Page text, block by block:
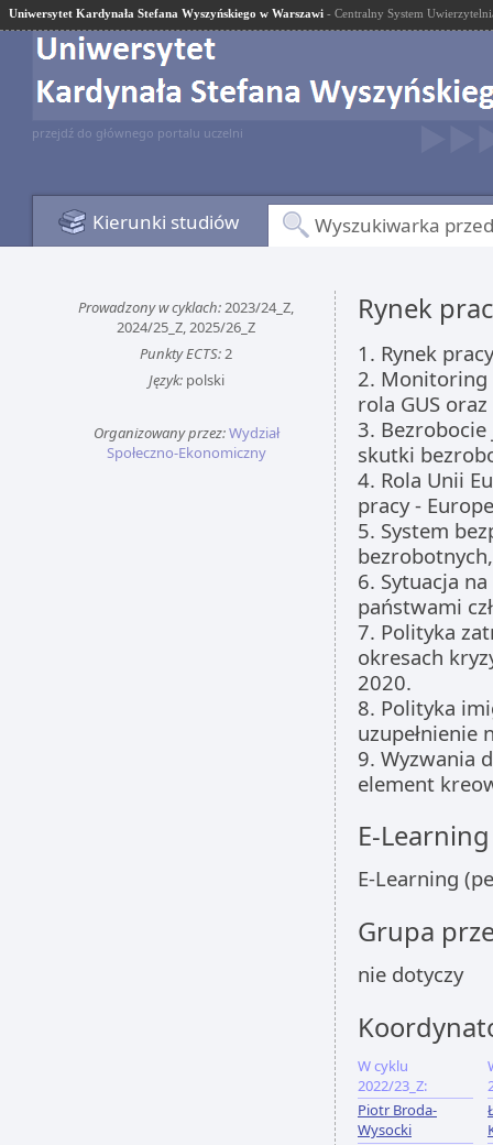
Uniwersytet Kardynała Stefana Wyszyńskiego w Warszawi - Centralny System
przejdź do głównego portalu uczelni
Kierunki studiów Wyszukiwarka
Prowadzony w cyklach:2023/24_Z,
2024/25_Z, 2025/26_Z
Punkty ECTS:2
Język:polski
Organizowany przez:Wydział
Społeczno-Ekonomiczny
Rynek
1. Rynek
2. Monitoring
rola GUS oraz
3. Bezrobocie
skutki
4. Rola Unii
pracy -
5. System
6. Sytuacja
państwami
7. Polityka
okresach
2020.
8. Polityka
uzupełnienie
9. Wyzwania
element
E-Learning
E-Learning
Grupa
nie dotyczy
W cyklu
2022/23_Z:
Piotr Broda-
Wysocki